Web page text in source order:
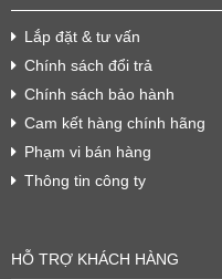
Lắp đặt & tư vấn
Chính sách đổi trả
Chính sách bảo hành
Cam kết hàng chính hãng
Phạm vi bán hàng
Thông tin công ty
HỖ TRỢ KHÁCH HÀNG